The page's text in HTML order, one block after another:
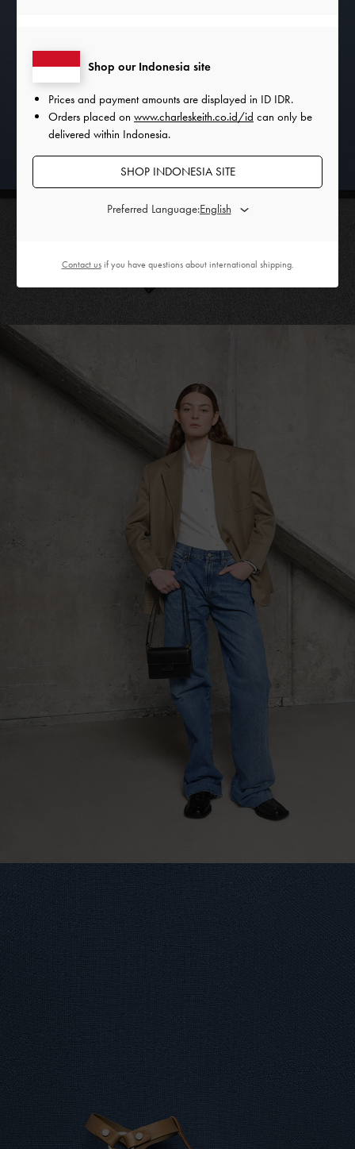
Shop our Indonesia site
Prices and payment amounts are displayed in ID IDR.
Orders placed on www.charleskeith.co.id/id can only be
delivered within Indonesia.
SHOP INDONESIA SITE
Preferred Language:
Contact usif you have questions about international shipping.